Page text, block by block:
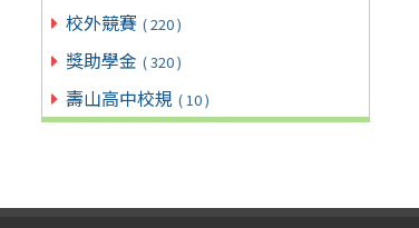
校外競賽 ( 220 )
獎助學金 ( 320 )
壽山高中校規 ( 10 )